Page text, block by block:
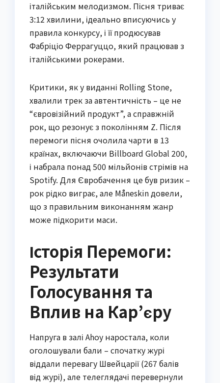
італійським мелодизмом. Пісня триває
3:12 хвилини, ідеально вписуючись у
правила конкурсу, і її продюсував
Фабріціо Феррагуццо, який працював з
італійськими рокерами.
Критики, як у виданні Rolling Stone,
хвалили трек за автентичність – це не
“євровізійний продукт”, а справжній
рок, що резонує з поколінням Z. Після
перемоги пісня очолила чарти в 13
країнах, включаючи Billboard Global 200,
і набрала понад 500 мільйонів стрімів на
Spotify. Для Євробачення це був ризик –
рок рідко виграє, але Måneskin довели,
що з правильним виконанням жанр
може підкорити маси.
Історія Перемоги:
Результати
Голосування та
Вплив на Кар’єру
Напруга в залі Ahoy наростала, коли
оголошували бали – спочатку журі
віддали перевагу Швейцарії (267 балів
від журі), але телеглядачі перевернули